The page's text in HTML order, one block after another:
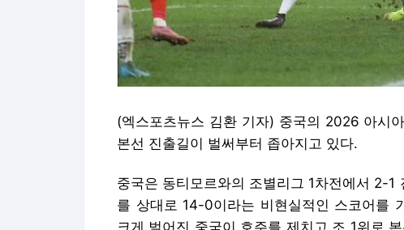
(엑스포츠뉴스 김환 기자) 중국의 2026 아시
본선 진출길이 벌써부터 좁아지고 있다.
중국은 동티모르와의 조별리그 1차전에서 2-
를 상대로 14-0이라는 비현실적인 스코어를
크게 벌어진 중국이 호주를 제치고 조 1위로